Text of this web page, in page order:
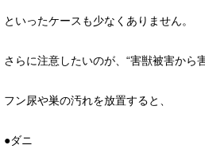
といったケースも少なくありません。
さらに注意したいのが、“害獣被害から
フン尿や巣の汚れを放置すると、
●ダニ